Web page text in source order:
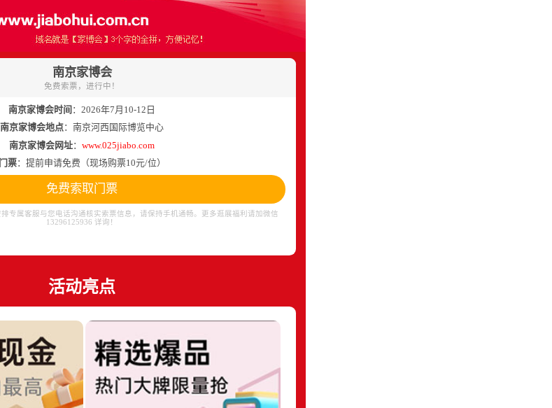
南京家博会
免费索票，进行中！
南京家博会时间：2026年7月10-12日
南京家博会地点：南京河西国际博览中心
南京家博会网址： www.025jiabo.com
门票：提前申请免费（现场购票10元/位）
免费索取门票
专属客服与您电话沟通核实索票信息，请保持手机通畅。更多逛展福利请加微信
13296125936 详询！
活动亮点